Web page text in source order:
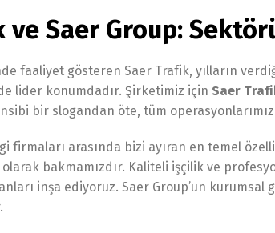
ve Saer Group:
faaliyet gösteren Saer Trafik, yılların
lider konumdadır. Şirketimiz için Saer
bir slogandan öte, tüm
firmaları arasında bizi ayıran en temel
bakmamızdır. Kaliteli işçilik ve
inşa ediyoruz. Saer Group’un